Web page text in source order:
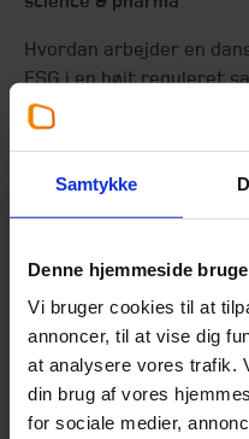
Samtykke
Denne hjemmeside
Vi bruger cookies til at
annoncer, til at vise dig
at analysere vores trafik.
din brug af vores
for sociale medier,
Hvordan arbejder en
ESG i en højt reguleret
branche – uden at gøre
Technicon udvikler
de mange kunder
science‑ og
samt packaging og
højreguleret
konkurrenceparameter,
På webinaret får du unik